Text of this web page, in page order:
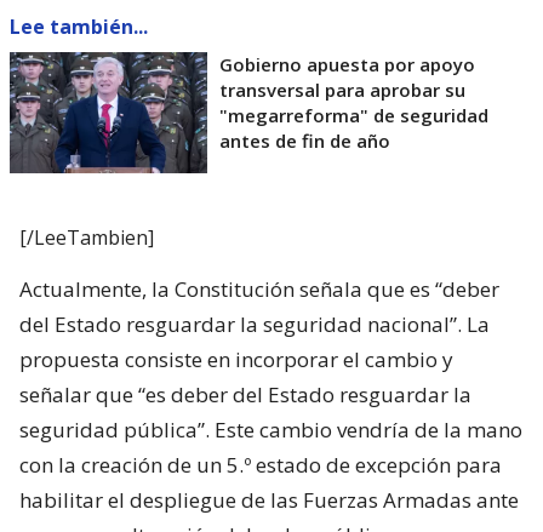
Lee también...
Gobierno apuesta por apoyo
transversal para aprobar su
"megarreforma" de seguridad
antes de fin de año
[/LeeTambien]
Actualmente, la Constitución señala que es “deber
del Estado resguardar la seguridad nacional”. La
propuesta consiste en incorporar el cambio y
señalar que “es deber del Estado resguardar la
seguridad pública”. Este cambio vendría de la mano
con la creación de un 5.º estado de excepción para
habilitar el despliegue de las Fuerzas Armadas ante